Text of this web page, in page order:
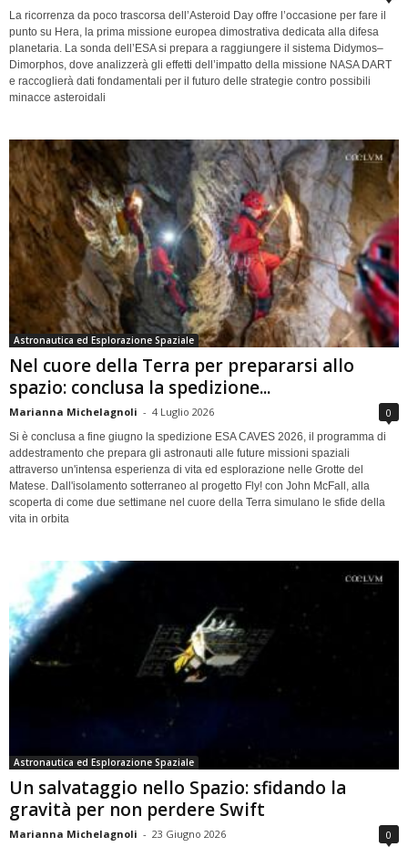
La ricorrenza da poco trascorsa dell’Asteroid Day offre l’occasione per fare il
punto su Hera, la prima missione europea dimostrativa dedicata alla difesa
planetaria. La sonda dell’ESA si prepara a raggiungere il sistema Didymos–
Dimorphos, dove analizzerà gli effetti dell’impatto della missione NASA DART
e raccoglierà dati fondamentali per il futuro delle strategie contro possibili
minacce asteroidali
Astronautica ed Esplorazione Spaziale
Nel cuore della Terra per prepararsi allo
spazio: conclusa la spedizione...
Marianna Michelagnoli - 4 Luglio 2026 0
Si è conclusa a fine giugno la spedizione ESA CAVES 2026, il programma di
addestramento che prepara gli astronauti alle future missioni spaziali
attraverso un'intensa esperienza di vita ed esplorazione nelle Grotte del
Matese. Dall'isolamento sotterraneo al progetto Fly! con John McFall, alla
scoperta di come due settimane nel cuore della Terra simulano le sfide della
vita in orbita
Astronautica ed Esplorazione Spaziale
Un salvataggio nello Spazio: sfidando la
gravità per non perdere Swift
Marianna Michelagnoli - 23 Giugno 2026 0